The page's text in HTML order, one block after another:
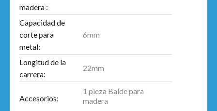
madera :
Capacidad de
corte para
metal:
6mm
Longitud de la
carrera:
22mm
Accesorios:
1 pieza Balde para
madera